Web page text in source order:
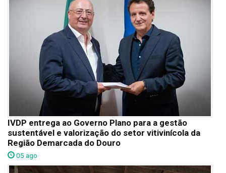
IVDP entrega ao Governo Plano para a gestão
sustentável e valorização do setor vitivinícola da
Região Demarcada do Douro
05 ago